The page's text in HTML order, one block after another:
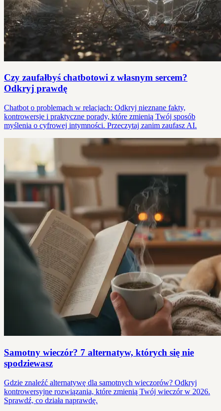
Czy zaufałbyś chatbotowi z własnym sercem?
Odkryj prawdę
Chatbot o problemach w relacjach: Odkryj nieznane fakty,
kontrowersje i praktyczne porady, które zmienią Twój sposób
myślenia o cyfrowej intymności. Przeczytaj zanim zaufasz AI.
Samotny wieczór? 7 alternatyw, których się nie
spodziewasz
Gdzie znaleźć alternatywę dla samotnych wieczorów? Odkryj
kontrowersyjne rozwiązania, które zmienią Twój wieczór w 2026.
Sprawdź, co działa naprawdę.